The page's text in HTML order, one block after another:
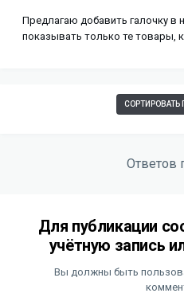
Предлагаю добавить галочку в
показывать только те товары,
СОРТИРОВАТЬ
Ответов
Для публикации
учётную запись
Вы должны быть